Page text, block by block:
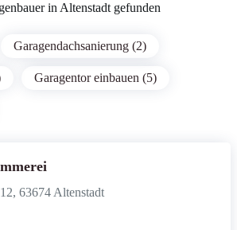
in Altenstadt gefunden
Garagendachsanierung (2)
Garagentor einbauen (5)
63674 Altenstadt